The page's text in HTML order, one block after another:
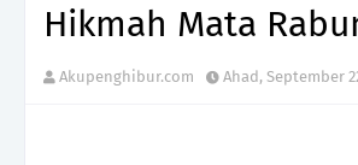
Hikmah Mata
Akupenghibur.com Ahad, September